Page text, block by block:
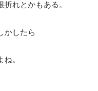
れとかもある。
したら
。